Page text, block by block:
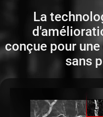
La
conçue pour
sans